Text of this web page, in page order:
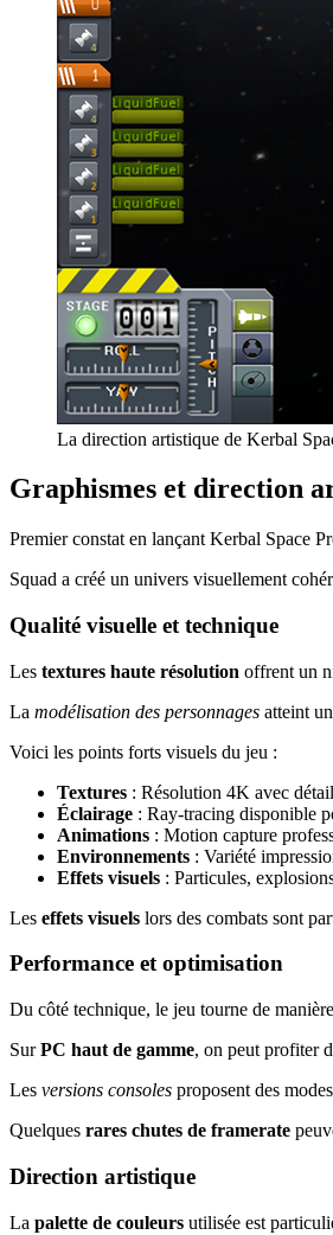
La direction artistique de Kerbal
Graphismes et direction
Premier constat en lançant Kerbal Space
Squad a créé un univers visuellement
Qualité visuelle et technique
Les textures haute résolution offrent un
La modélisation des personnages atteint
Voici les points forts visuels du jeu :
Textures : Résolution 4K avec
Éclairage : Ray-tracing disponible
Animations : Motion capture
Environnements : Variété
Effets visuels : Particules,
Les effets visuels lors des combats sont
Performance et optimisation
Du côté technique, le jeu tourne de manière
SurPC haut de gamme, on peut profiter
Les versions consoles proposent des
Quelques rares chutes de framerate
Direction artistique
La palette de couleurs utilisée est